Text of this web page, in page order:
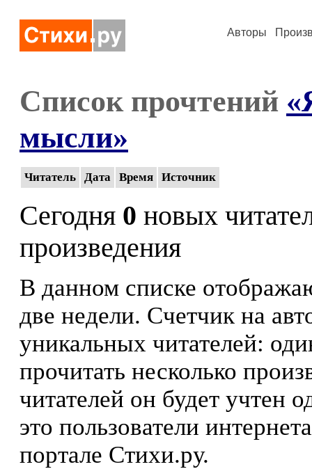
Авторы
Список прочтений
мысли»
Читатель Дата Время Источник
Сегодня 0 новых
произведения
В данном списке
две недели. Счетчик на
уникальных читателей:
прочитать несколько
читателей он будет учтен
это пользователи
портале Стихи.ру.